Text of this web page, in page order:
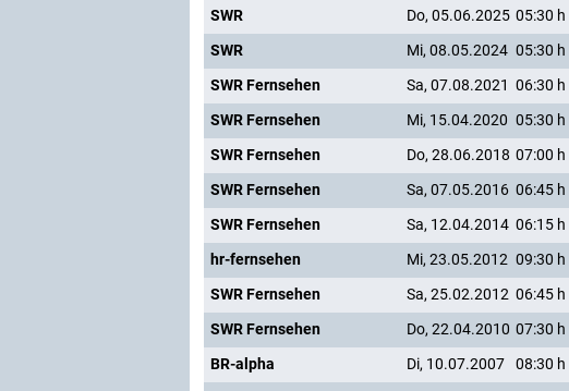
SWR Do, 05.06.2025 05:30 h
SWR
Mi, 08.05.2024 05:30 h
SWR Fernsehen
Sa, 07.08.2021 06:30 h
SWR Fernsehen
Mi, 15.04.2020 05:30 h
SWR Fernsehen
Do, 28.06.2018 07:00 h
SWR Fernsehen
Sa, 07.05.2016 06:45 h
SWR Fernsehen
Sa, 12.04.2014 06:15 h
hr-fernsehen
Mi, 23.05.2012 09:30 h
SWR Fernsehen
Sa, 25.02.2012 06:45 h
SWR Fernsehen
Do, 22.04.2010 07:30 h
BR-alpha
Di, 10.07.2007 08:30 h